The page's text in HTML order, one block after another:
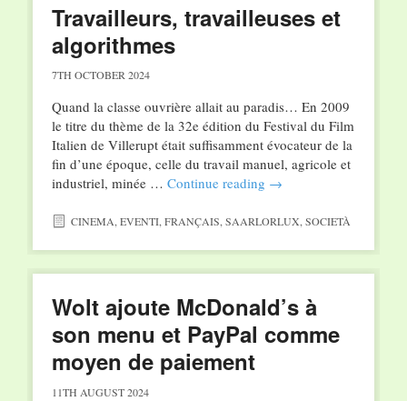
Travailleurs, travailleuses et
algorithmes
7TH OCTOBER 2024
Quand la classe ouvrière allait au paradis… En 2009
le titre du thème de la 32e édition du Festival du Film
Italien de Villerupt était suffisamment évocateur de la
fin d’une époque, celle du travail manuel, agricole et
industriel, minée … Continue reading →
CINEMA EVENTI, FRANÇAIS SAARLORLUX SOCIETÀ
Wolt ajoute McDonald’s à
son menu et PayPal comme
moyen de paiement
11TH AUGUST 2024